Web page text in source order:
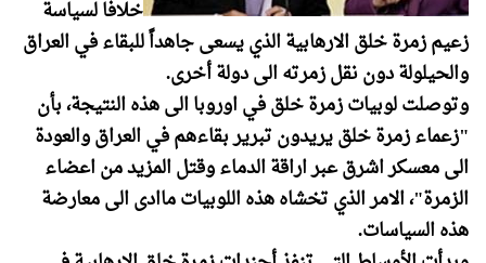
خلافا لسياسة
زعيم زمرة خلق الارهابية الذي يسعى جاهداً للبقاء في العراق
والحيلولة دون نقل زمرته الى دولة أخرى.
وتوصلت لوبيات زمرة خلق في اوروبا الى هذه النتيجة، بأن
"زعماء زمرة خلق يريدون تبرير بقاءهم في العراق والعودة
الى معسكر اشرق عبر اراقة الدماء وقتل المزيد من اعضاء‌
الزمرة"، الامر الذي تخشاه هذه اللوبيات ماادى الى معارضة
هذه السياسات.